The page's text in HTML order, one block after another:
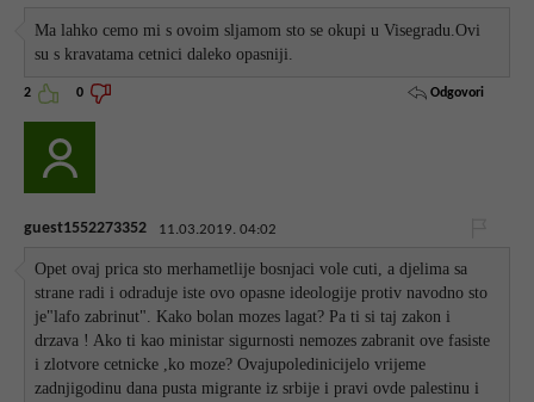
Ma lahko cemo mi s ovoim sljamom sto se okupi u Visegradu.Ovi
su s kravatama cetnici daleko opasniji.
2 0 Odgovori
guest1552273352 11.03.2019. 04:02
Opet ovaj prica sto merhametlije bosnjaci vole cuti, a djelima sa
strane radi i odraduje iste ovo opasne ideologije protiv navodno sto
je"lafo zabrinut". Kako bolan mozes lagat? Pa ti si taj zakon i
drzava ! Ako ti kao ministar sigurnosti nemozes zabranit ove fasiste
i zlotvore cetnicke ,ko moze? Ovajupoledinicijelo vrijeme
zadnjigodinu dana pusta migrante iz srbije i pravi ovde palestinu i